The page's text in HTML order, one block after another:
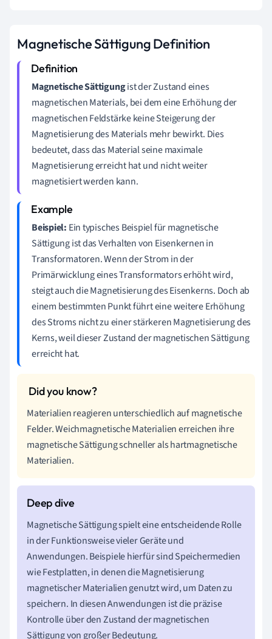
Magnetische Sättigung Definition
Magnetische Sättigungist der Zustand eines
magnetischen Materials, bei dem eine Erhöhung der
magnetischen Feldstärke keine Steigerung der
Magnetisierung des Materials mehr bewirkt. Dies
bedeutet, dass das Material seine maximale
Magnetisierung erreicht hat und nicht weiter
magnetisiert werden kann.
Beispiel: Ein typisches Beispiel für magnetische
Sättigung ist das Verhalten von Eisenkernen in
Transformatoren. Wenn der Strom in der
Primärwicklung eines Transformators erhöht wird,
steigt auch die Magnetisierung des Eisenkerns. Doch ab
einem bestimmten Punkt führt eine weitere Erhöhung
des Stroms nicht zu einer stärkeren Magnetisierung des
Kerns, weil dieser Zustand der magnetischen Sättigung
erreicht hat.
Materialien reagieren unterschiedlich auf magnetische
Felder. Weichmagnetische Materialien erreichen ihre
magnetische Sättigung schneller als hartmagnetische
Materialien.
Magnetische Sättigung spielt eine entscheidende Rolle
in der Funktionsweise vieler Geräte und
Anwendungen. Beispiele hierfür sind Speichermedien
wie Festplatten, in denen die Magnetisierung
magnetischer Materialien genutzt wird, um Daten zu
speichern. In diesen Anwendungen ist die präzise
Kontrolle über den Zustand der magnetischen
Sättigung von großer Bedeutung.